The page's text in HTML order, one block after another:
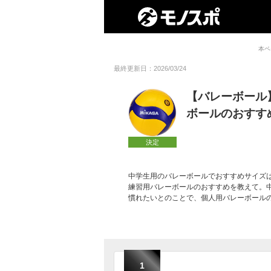
本
最終更新日：2026/03/24
決定
【バレーボー
ボールのおすす
中学生用のバレーボールでおすすめサイズ
練習用バレーボールのおすすめを教えて。
慣れたいとのことで、個人用バレーボール
1